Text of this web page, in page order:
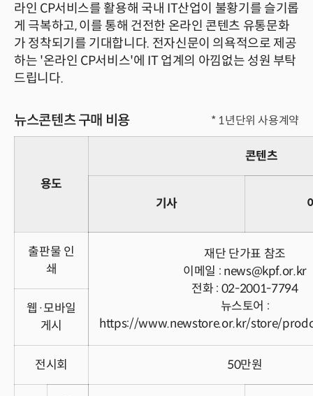
라인 CP서비스를 활용해 국내 IT산업이 불황기를 슬기롭
게 극복하고, 이를 통해 건전한 온라인 콘텐츠 유통문화
가 정착되기를 기대합니다. 전자신문이 의욕적으로 제공
하는 '온라인 CP서비스'에 IT 업계의 아낌없는 성원 부탁
드립니다.
뉴스콘텐츠 구매 비용 * 1년단위 사용계약
용도
콘텐츠
기사
출판물 인
쇄
재단 단가표 참조
이메일 : news@kpf.or.kr
전화 : 02-2001-7794
뉴스토어 :
https://www.newstore.or.kr/store/
웹·모바일
게시
전시회 50만원